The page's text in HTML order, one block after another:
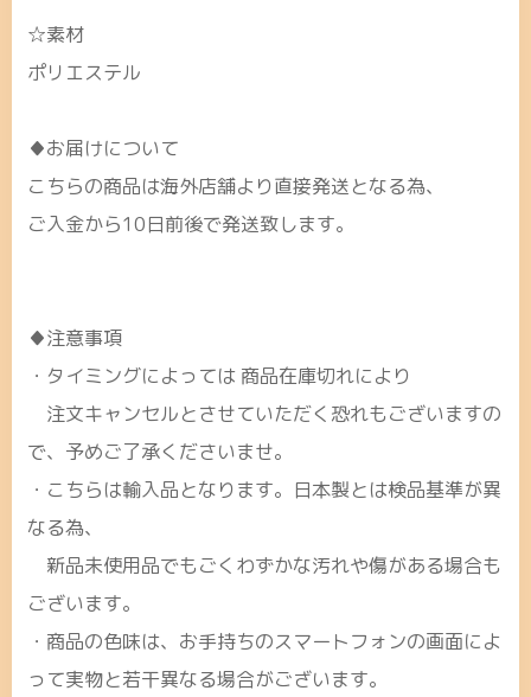
☆素材
ポリエステル
♦お届けについて
こちらの商品は海外店舗より直接発送となる為、
ご入金から10日前後で発送致します。
♦注意事項
・タイミングによっては 商品在庫切れにより
注文キャンセルとさせていただく恐れもございますの
で、予めご了承くださいませ。
・こちらは輸入品となります。日本製とは検品基準が異
なる為、
新品未使用品でもごくわずかな汚れや傷がある場合も
ございます。
・商品の色味は、お手持ちのスマートフォンの画面によ
って実物と若干異なる場合がございます。